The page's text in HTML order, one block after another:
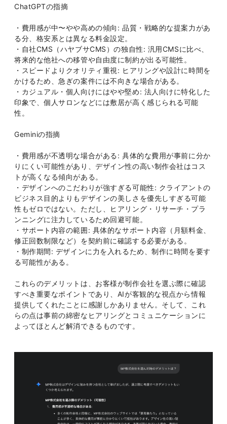
ChatGPTの指摘
・費用感が中〜やや高めの傾向: 品質・戦略的な提案力があ
る分、格安系とは異なる料金設定。
・自社CMS（ハヤブサCMS）の独自性: 汎用CMSに比べ、
将来的な他社への移管や自由度に制約が出る可能性。
・スピードよりクオリティ重視: ヒアリングや設計に時間を
かけるため、急ぎの案件には不向きな場合がある。
・カジュアル・個人向けにはやや堅め: 法人向けに特化した
印象で、個人サロンなどには敷居が高く感じられる可能
性。
Geminiの指摘
・費用感が不透明な場合がある: 具体的な費用が事前に分か
りにくい可能性があり、デザイン性の高い制作会社はコス
トが高くなる傾向がある。
・デザインへのこだわりが強すぎる可能性: クライアントの
ビジネス目的よりもデザインの美しさを優先しすぎる可能
性もゼロではない。ただし、ヒアリング・リサーチ・プラ
ンニングに注力しているため回避可能。
・サポート内容の範囲: 具体的なサポート内容（月額料金、
修正回数制限など）を契約前に確認する必要がある。
・制作期間: デザインに力を入れるため、制作に時間を要す
る可能性がある。
これらのデメリットは、お客様が制作会社を選ぶ際に確認
すべき重要なポイントであり、AIが客観的な視点から情報
提供してくれたことに感謝しかありません。そして、これ
らの点は事前の綿密なヒアリングとコミュニケーションに
よってほとんど解消できるものです。